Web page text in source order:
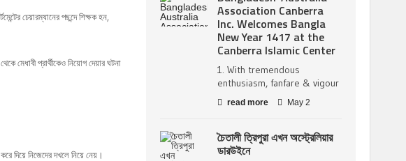
চেয়ারম্যানের পছন্দে শিক্ষক হন,
মেধাবী প্রার্থীকেও নিয়োগ দেয়ার ঘটনা
দিয়ে নিজেদের দখলে নিয়ে নেয়।
Association Canberra
Inc. Welcomes Bangla
New Year 1417 at the
Canberra Islamic Center
1. With tremendous
enthusiasm, fanfare & vigour
read more May 2
চৈতালী ত্রিপুরা এখন অস্ট্রেলিয়ার
ডারউইনে